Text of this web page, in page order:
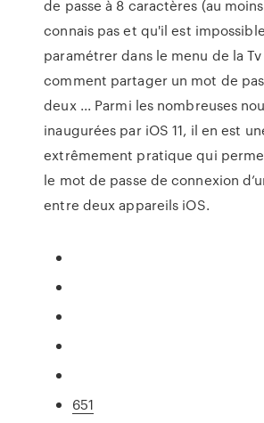
de passe à 8 caractères (au
connais pas et qu'il est
paramétrer dans le menu de la Tv
comment partager un mot de
deux ... Parmi les nombreuses
inaugurées par iOS 11, il en est
extrêmement pratique qui
le mot de passe de connexion
entre deux appareils iOS.
651